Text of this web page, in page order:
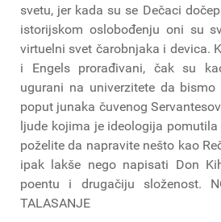
svetu, jer kada su se Dečaci
istorijskom oslobođenju oni su
virtuelni svet čarobnjaka i devica.
i Engels prorađivani, čak su
ugurani na univerzitete da
poput junaka čuvenog
ljude kojima je ideologija
poželite da napravite nešto kao
ipak lakše nego napisati Don
poentu i drugačiju složenost.
TALASANJE